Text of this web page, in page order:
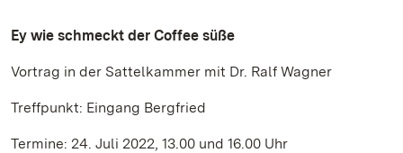
Ey wie schmeckt der Coffee süße
Vortrag in der Sattelkammer mit Dr. Ralf Wagner
Treffpunkt: Eingang Bergfried
Termine: 24. Juli 2022, 13.00 und 16.00 Uhr